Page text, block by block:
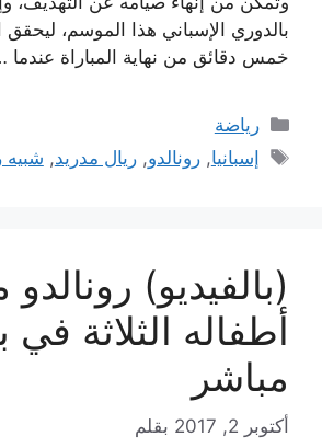
بالدوري الإسباني هذا الموسم، ليحقق
خمس دقائق من نهاية المباراة عندما
التصنيفات
رياضة
الوسوم
إسبانيا,رونالدو,ريال مدريد, شبيه
(بالفيديو) رونالدو
أطفاله الثلاثة
مباشر
أكتوبر 2, 2017 بقلم